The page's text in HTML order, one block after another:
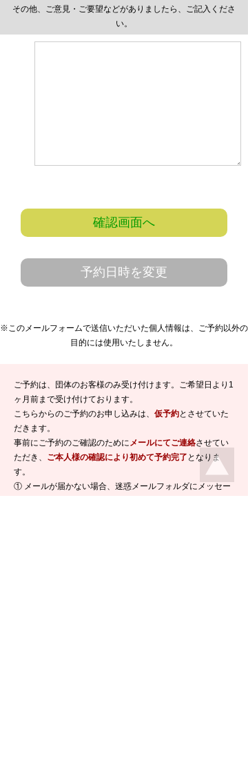
その他、ご意見・ご要望などがありましたら、ご記入くださ
い。
確認画面へ
予約日時を変更
※このメールフォームで送信いただいた個人情報は、ご予約以外の
目的には使用いたしません。
ご予約は、団体のお客様のみ受け付けます。ご希望日より1
ヶ月前まで受け付けております。
こちらからのご予約のお申し込みは、 仮予約とさせていた
だきます。
事前にご予約のご確認のためにメールにてご連絡させてい
ただき、 ご本人様の確認により初めて予約完了 となりま
す。
① メールが届かない場合、迷惑メールフォルダにメッセー